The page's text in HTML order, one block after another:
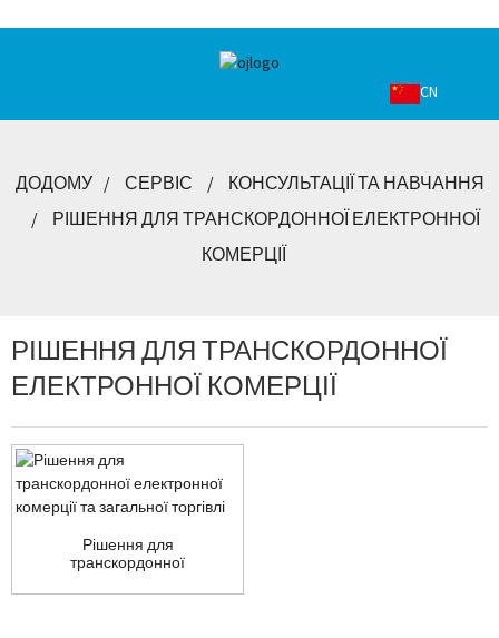
CN
ДОДОМУ СЕРВІС
КОНСУЛЬТАЦІЇ ТА НАВЧАННЯ
РІШЕННЯ ДЛЯ ТРАНСКОРДОННОЇ ЕЛЕКТРОННОЇ
КОМЕРЦІЇ
РІШЕННЯ ДЛЯ ТРАНСКОРДОННОЇ
ЕЛЕКТРОННОЇ КОМЕРЦІЇ
Рішення для
транскордонної
ген...